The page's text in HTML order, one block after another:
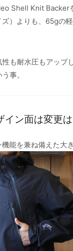
Shell Knit Backer
）よりも、65gの
も耐水圧もアップ
事。
イン面は変更は
能を兼ね備えた大